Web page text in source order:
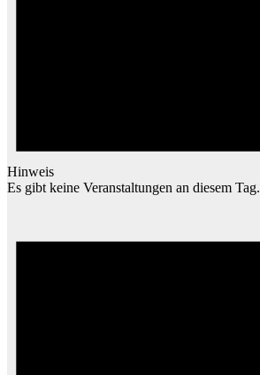
Hinweis
Es gibt keine Veranstaltungen an diesem Tag.